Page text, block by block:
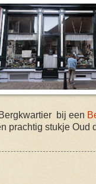
bij een
prachtig stukje Oud